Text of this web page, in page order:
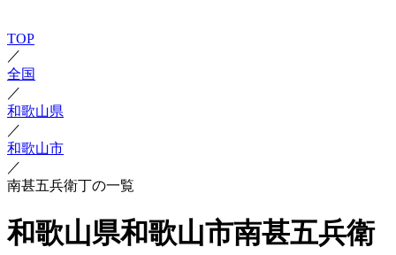
TOP
／
全国
／
和歌山県
／
和歌山市
／
南甚五兵衛丁の一覧
和歌山県和歌山市南甚五兵衛